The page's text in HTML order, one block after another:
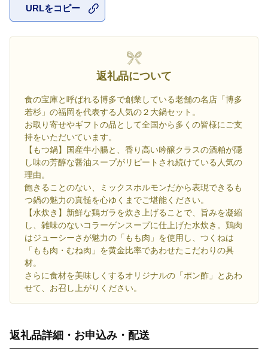
URLをコピー
返礼品について
食の宝庫と呼ばれる博多で創業している老舗の名店「博多
若杉」の福岡を代表する人気の２大鍋セット。
お取り寄せやギフトの品として全国から多くの皆様にご支
持をいただいています。
【もつ鍋】国産牛小腸と、香り高い吟醸クラスの酒粕が隠
し味の芳醇な醤油スープがリピートされ続けている人気の
理由。
飽きることのない、ミックスホルモンだから表現できるも
つ鍋の魅力の真髄を心ゆくまでご堪能ください。
【水炊き】新鮮な鶏ガラを炊き上げることで、旨みを凝縮
し、雑味のないコラーゲンスープに仕上げた水炊き。鶏肉
はジューシーさが魅力の「もも肉」を使用し、つくねは
「もも肉・むね肉」を黄金比率であわせたこだわりの具
材。
さらに食材を美味しくするオリジナルの「ポン酢」とあわ
せて、お召し上がりください。
返礼品詳細・お申込み・配送